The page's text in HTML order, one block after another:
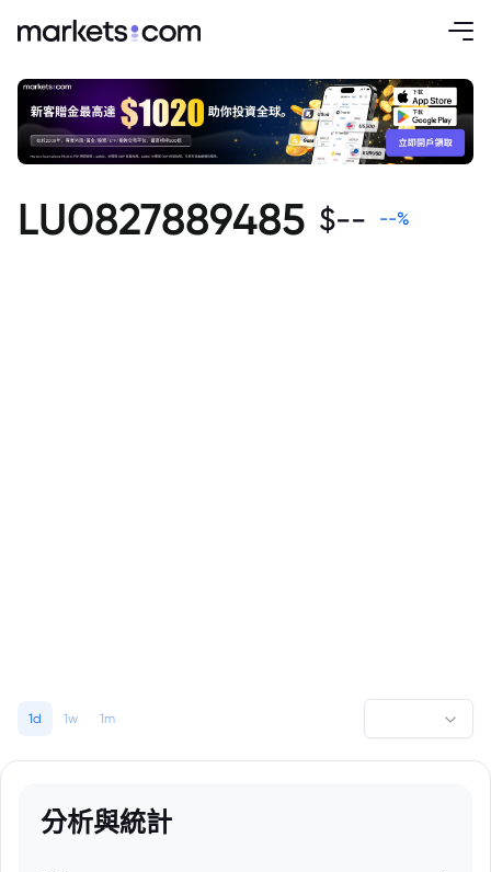
LU0827889485 $-- --%
1d 1w 1m
分析與統計